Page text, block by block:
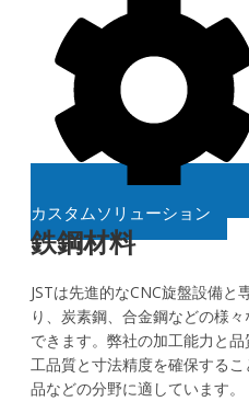
カスタムソリューション
鉄鋼材料
JSTは先進的なCNC旋盤設備
り、炭素鋼、合金鋼などの様
できます。弊社の加工能力と
工品質と寸法精度を確保する
品などの分野に適しています。